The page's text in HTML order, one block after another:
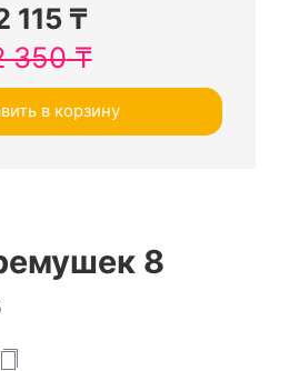
115₸
350₸
в корзину
8